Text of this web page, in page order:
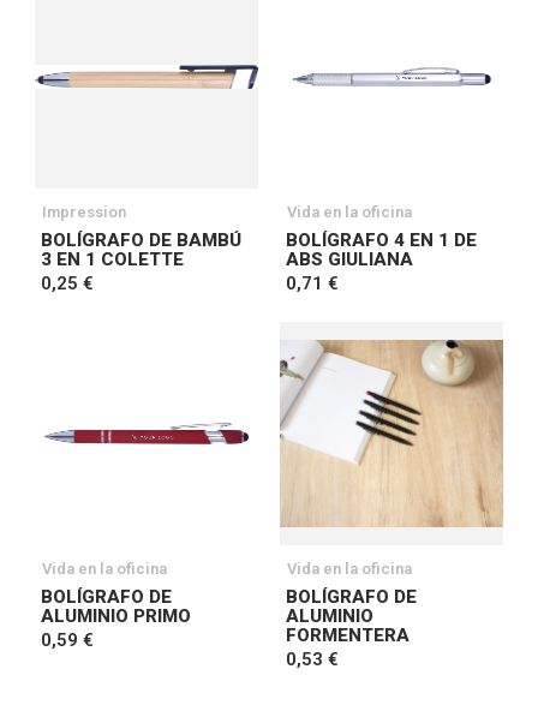
Impression
BOLÍGRAFO DE BAMBÚ
3 EN 1 COLETTE
0,25 €
Vida en la oficina
BOLÍGRAFO 4 EN 1 DE
ABS GIULIANA
0,71 €
Vida en la oficina
BOLÍGRAFO DE
ALUMINIO PRIMO
0,59 €
Vida en la oficina
BOLÍGRAFO DE
ALUMINIO
FORMENTERA
0,53 €